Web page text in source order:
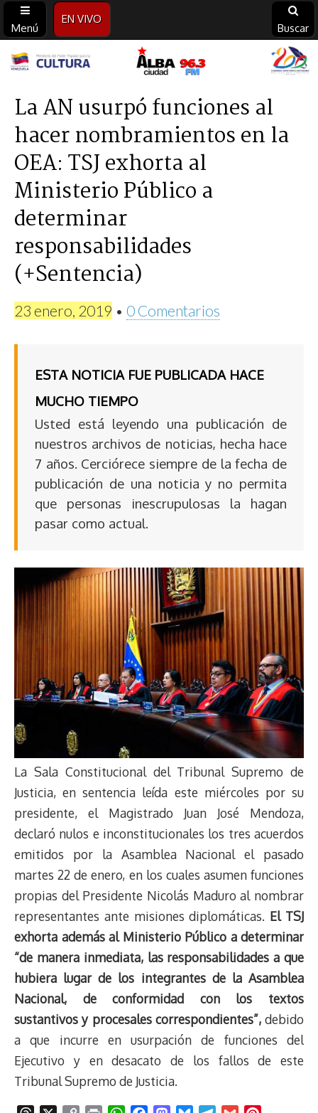
Menú
EN VIVO
Buscar
Alba
Ciudad
96.3
FM
La AN usurpó funciones al
hacer nombramientos en la
OEA: TSJ exhorta al
Ministerio Público a
determinar
responsabilidades
(+Sentencia)
23 enero, 2019 • 0 Comentarios
ESTA NOTICIA FUE PUBLICADA HACE
MUCHO TIEMPO
Usted está leyendo una publicación de
nuestros archivos de noticias, hecha hace
7 años. Cerciórece siempre de la fecha de
publicación de una noticia y no permita
que personas inescrupulosas la hagan
pasar como actual.
La Sala Constitucional del Tribunal Supremo de
Justicia, en sentencia leída este miércoles por su
presidente, el Magistrado Juan José Mendoza,
declaró nulos e inconstitucionales los tres acuerdos
emitidos por la Asamblea Nacional el pasado
martes 22 de enero, en los cuales asumen funciones
propias del Presidente Nicolás Maduro al nombrar
representantes ante misiones diplomáticas. El TSJ
exhorta además al Ministerio Público a determinar
“de manera inmediata, las responsabilidades a que
hubiera lugar de los integrantes de la Asamblea
Nacional, de conformidad con los textos
sustantivos y procesales correspondientes”,debido
a que incurre en usurpación de funciones del
Ejecutivo y en desacato de los fallos de este
Tribunal Supremo de Justicia.